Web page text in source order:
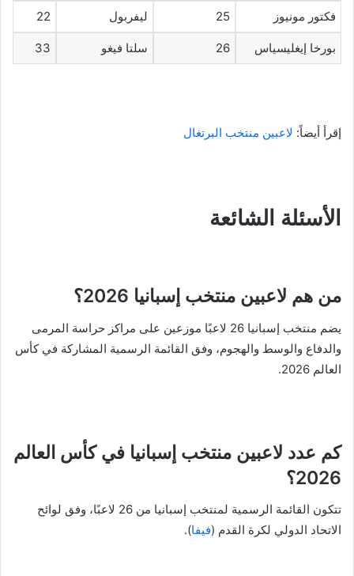
فكتور مونيوز 25 ليفربول 22
بورخا إيغليسياس 26 سلتا فيغو 33
إقرأ أيضاً: لاعبين منتخب البرتغال
الأسئلة الشائعة
من هم لاعبين منتخب إسبانيا 2026؟
يضم منتخب إسبانيا 26 لاعبًا موزعين على مراكز حراسة المرمى
والدفاع والوسط والهجوم، وفق القائمة الرسمية المشاركة في كأس
العالم 2026.
كم عدد لاعبين منتخب إسبانيا في كأس العالم
2026؟
تتكون القائمة الرسمية لمنتخب إسبانيا من 26 لاعبًا، وفق لوائح
الاتحاد الدولي لكرة القدم (فيفا).